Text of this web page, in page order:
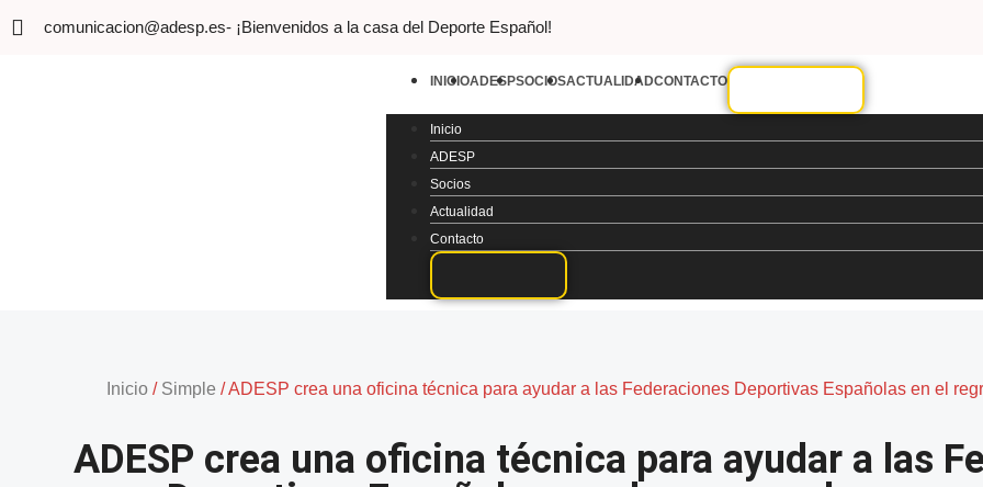
comunicacion@adesp.es- ¡Bienvenidos a la casa del Deporte Español!
INICIOADESPSOCIOSACTUALIDADCONTACTO
Inicio
ADESP
Socios
Actualidad
Contacto
Inicio / Simple /ADESP crea una oficina técnica para ayudar a las Federaciones Deportivas Españolas en el
ADESP crea una oficina técnica para ayudar a las